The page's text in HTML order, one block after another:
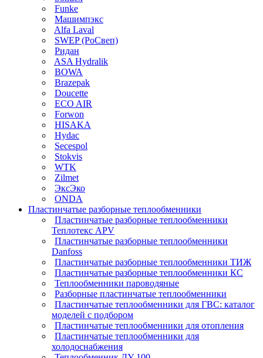
Funke
Машимпэкс
Alfa Laval
SWEP (РоСвеп)
Ридан
ASA Hydralik
BOWA
Brazepak
Doucette
ECO AIR
Forwon
HISAKA
Hydac
Secespol
Stokvis
WTK
Zilmet
ЭксЭко
ONDA
Пластинчатые разборные теплообменники
Пластинчатые разборные теплообменники
Теплотекс APV
Пластинчатые разборные теплообменники
Danfoss
Пластинчатые разборные теплообменники ТИЖ
Пластинчатые разборные теплообменники КC
Теплообменники пароводяные
Разборные пластинчатые теплообменники
Пластинчатые теплообменники для ГВС: каталог
моделей с подбором
Пластинчатые теплообменники для отопления
Пластинчатые теплообменники для
холодоснабжения